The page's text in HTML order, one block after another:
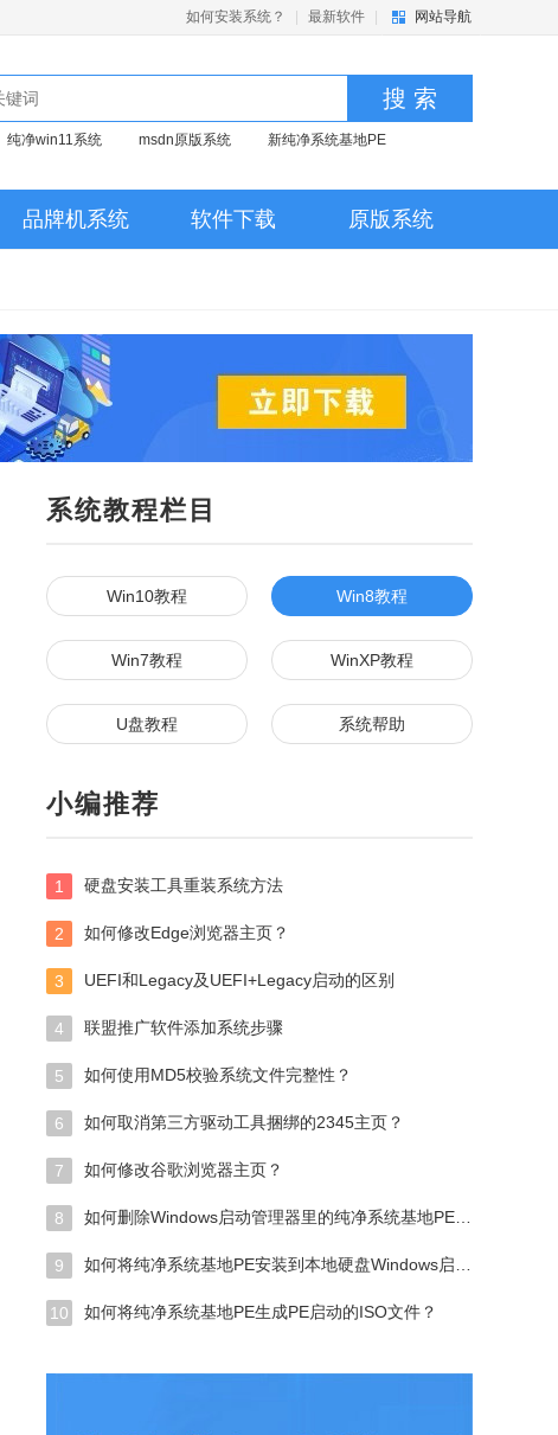
如何安装系统？ 最新软件 网站导航
搜 索
纯净win11系统 msdn原版系统 新纯净系统基地PE
品牌机系统 软件下载 原版系统
系统教程栏目
Win10教程 Win8教程
Win7教程 WinXP教程
U盘教程 系统帮助
小编推荐
1 硬盘安装工具重装系统方法
2 如何修改Edge浏览器主页？
3 UEFI和Legacy及UEFI+Legacy启动的区别
4 联盟推广软件添加系统步骤
5 如何使用MD5校验系统文件完整性？
6 如何取消第三方驱动工具捆绑的2345主页？
7 如何修改谷歌浏览器主页？
8 如何删除Windows启动管理器里的纯净系统基地PE启动菜单？
9 如何将纯净系统基地PE安装到本地硬盘Windows启动管理器？
10 如何将纯净系统基地PE生成PE启动的ISO文件？